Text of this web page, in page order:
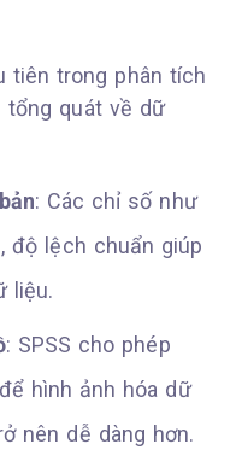
tiên trong phân tích
tổng quát về dữ
: Các chỉ số như
độ lệch chuẩn giúp
liệu.
: SPSS cho phép
hình ảnh hóa dữ
nên dễ dàng hơn.